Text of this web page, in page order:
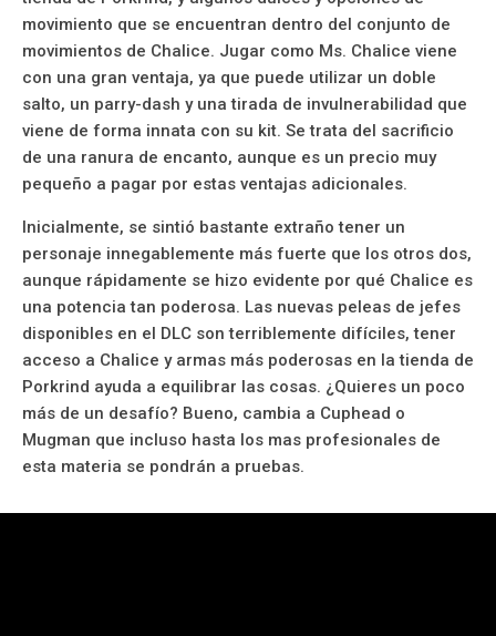
movimiento que se encuentran dentro del conjunto de
movimientos de Chalice. Jugar como Ms. Chalice viene
con una gran ventaja, ya que puede utilizar un doble
salto, un parry-dash y una tirada de invulnerabilidad que
viene de forma innata con su kit. Se trata del sacrificio
de una ranura de encanto, aunque es un precio muy
pequeño a pagar por estas ventajas adicionales.
Inicialmente, se sintió bastante extraño tener un
personaje innegablemente más fuerte que los otros dos,
aunque rápidamente se hizo evidente por qué Chalice es
una potencia tan poderosa. Las nuevas peleas de jefes
disponibles en el DLC son terriblemente difíciles, tener
acceso a Chalice y armas más poderosas en la tienda de
Porkrind ayuda a equilibrar las cosas. ¿Quieres un poco
más de un desafío? Bueno, cambia a Cuphead o
Mugman que incluso hasta los mas profesionales de
esta materia se pondrán a pruebas.